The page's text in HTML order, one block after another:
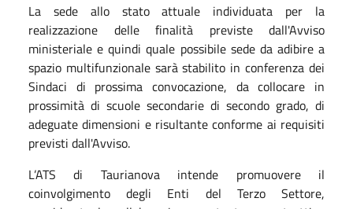
La sede allo stato attuale individuata per la
realizzazione delle finalità previste dall'Avviso
ministeriale e quindi quale possibile sede da adibire a
spazio multifunzionale sarà stabilito in conferenza dei
Sindaci di prossima convocazione, da collocare in
prossimità di scuole secondarie di secondo grado, di
adeguate dimensioni e risultante conforme ai requisiti
previsti dall'Avviso.
L’ATS di Taurianova intende promuovere il
coinvolgimento degli Enti del Terzo Settore,